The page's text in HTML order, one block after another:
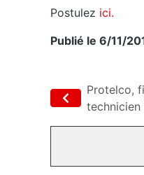
Postulez ici.
Publié le 6/11/
Protelco,
technicien